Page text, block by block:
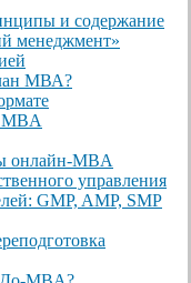
и содержание
менеджмент»
МВА?
MBA
онлайн-MBA
управления
GMP, AMP, SMP